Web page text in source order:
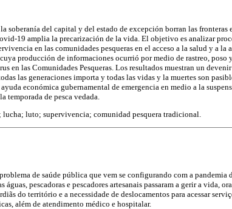
soberanía del capital y del estado de excepción borran las
19 amplia la precarización de la vida. El objetivo es analizar
en las comunidades pesqueras en el acceso a la salud y a la
producción de informaciones ocurrió por medio de rastreo,
en las Comunidades Pesqueras. Los resultados muestran un
las generaciones importa y todas las vidas y la muertes son
económica gubernamental de emergencia en medio a la
temporada de pesca vedada.
luto; supervivencia; comunidad pesquera tradicional.
de saúde pública que vem se configurando com a
águas, pescadoras e pescadores artesanais passaram a gerir a vida,
do território e a necessidade de deslocamentos para acessar
além de atendimento médico e hospitalar.